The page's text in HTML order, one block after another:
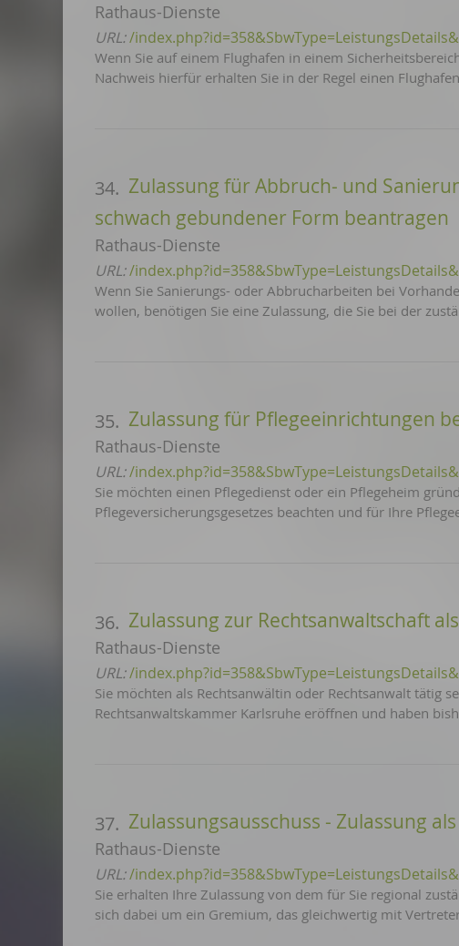
Rathaus-Dienste
URL: /
Wenn Sie auf einem Flughafen in einem
Nachweis hierfür erhalten Sie in der Regel einen
34. Zulassung für Abbruch- und
schwach gebundener Form beantragen
Rathaus-Dienste
URL: /
Wenn Sie Sanierungs- oder Abbrucharbeiten bei
wollen, benötigen Sie eine Zulassung, die Sie bei der
35. Zulassung für Pflegeeinrichtungen
Rathaus-Dienste
URL: /
Sie möchten einen Pflegedienst oder ein Pflegeheim
Pflegeversicherungsgesetzes beachten und für Ihre
36. Zulassung zur Rechtsanwaltschaft
Rathaus-Dienste
URL: /
Sie möchten als Rechtsanwältin oder Rechtsanwalt tätig
Rechtsanwaltskammer Karlsruhe eröffnen und haben
37. Zulassungsausschuss - Zulassung
Rathaus-Dienste
URL: /
Sie erhalten Ihre Zulassung von dem für Sie regional
sich dabei um ein Gremium, das gleichwertig mit